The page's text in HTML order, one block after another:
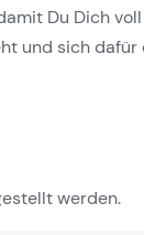
Du Dich
und sich
werden.